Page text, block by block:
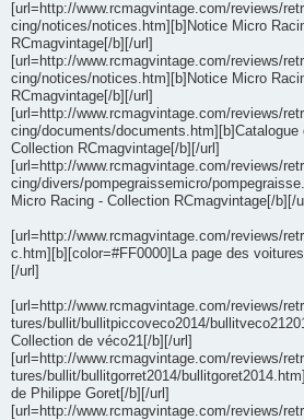
[url=http://www.rcmagvintage.com/reviews/
cing/notices/notices.htm][b]Notice Micro
RCmagvintage[/b][/url]
[url=http://www.rcmagvintage.com/reviews/
cing/notices/notices.htm][b]Notice Micro
RCmagvintage[/b][/url]
[url=http://www.rcmagvintage.com/reviews/
cing/documents/
Collection RCmagvintage[/b][/url]
[url=http://www.rcmagvintage.com/reviews/
cing/divers/pompegraissemicro/
Micro Racing - Collection RCmagvintage[/b][/
[url=http://www.rcmagvintage.com/reviews/
c.htm][b][color=#FF0000]La page des
[/url]
[url=http://www.rcmagvintage.com/reviews/
tures/bullit/bullitpiccoveco2014/
Collection de véco21[/b][/url]
[url=http://www.rcmagvintage.com/reviews/
tures/bullit/bullitgorret2014/
de Philippe Goret[/b][/url]
[url=http://www.rcmagvintage.com/reviews/